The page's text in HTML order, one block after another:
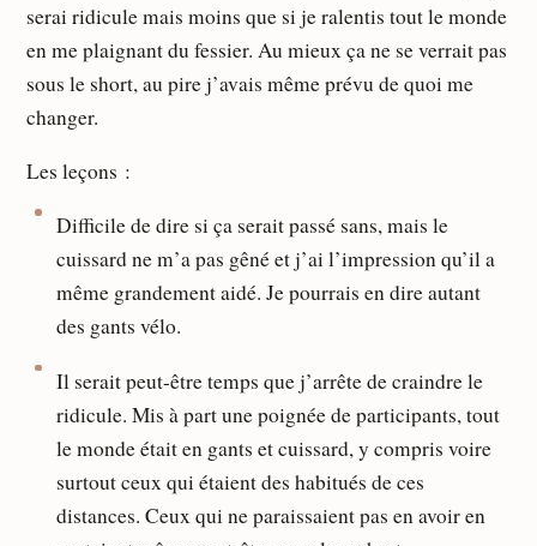
serai ridicule mais moins que si je ralentis tout le monde
en me plaignant du fessier. Au mieux ça ne se verrait pas
sous le short, au pire j’avais même prévu de quoi me
changer.
Les leçons :
Difficile de dire si ça serait passé sans, mais le
cuissard ne m’a pas gêné et j’ai l’impression qu’il a
même grandement aidé. Je pourrais en dire autant
des gants vélo.
Il serait peut-être temps que j’arrête de craindre le
ridicule. Mis à part une poignée de participants, tout
le monde était en gants et cuissard, y compris voire
surtout ceux qui étaient des habitués de ces
distances. Ceux qui ne paraissaient pas en avoir en